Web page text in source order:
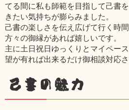
てる間に私も師範を目指して己書
きたい気持ちが膨らみました。
己書の楽しさを伝え広げて行く
方々の御縁があれば嬉しいです。
主に土日祝日ゆっくりとマイペー
望が有れば出来るだけ御相談対応さ
己書の魅力